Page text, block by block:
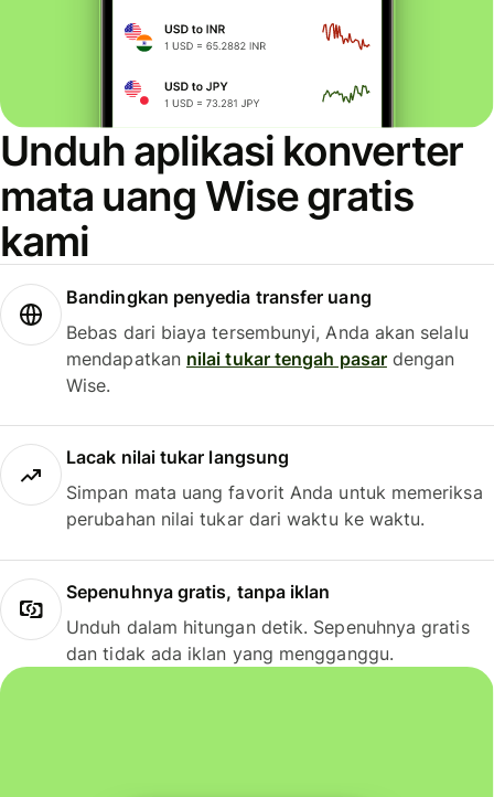
Unduh aplikasi konverter
mata uang Wise gratis
kami
Bandingkan penyedia transfer uang
Bebas dari biaya tersembunyi, Anda akan selalu
mendapatkan nilai tukar tengah pasardengan
Wise.
Lacak nilai tukar langsung
Simpan mata uang favorit Anda untuk memeriksa
perubahan nilai tukar dari waktu ke waktu.
Sepenuhnya gratis, tanpa iklan
Unduh dalam hitungan detik. Sepenuhnya gratis
dan tidak ada iklan yang mengganggu.